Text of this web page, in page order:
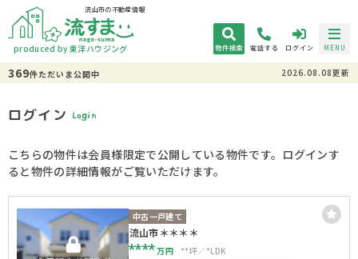
流山市の不動産情報
produced by 東洋ハウジング 物件検索 電話する ログイン MENU
369件ただいま公開中 2026.08.08更新
ログイン Login
こちらの物件は会員様限定で公開している物件です。ログインす
ると物件の詳細情報がご覧いただけます。
中古一戸建て
流山市＊＊＊＊
****万円 **坪
*LDK